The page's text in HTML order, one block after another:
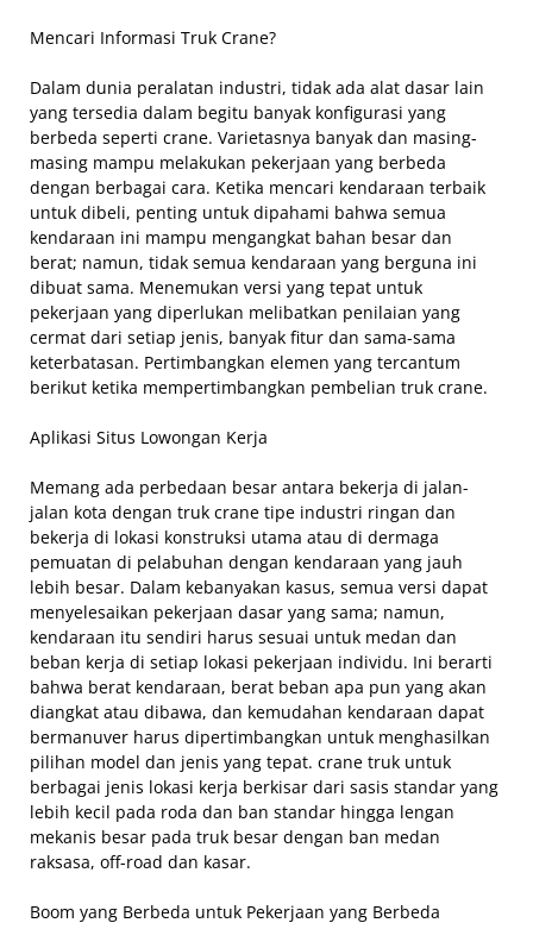
Mencari Informasi Truk Crane?
Dalam dunia peralatan industri, tidak ada alat dasar lain
yang tersedia dalam begitu banyak konfigurasi yang
berbeda seperti crane. Varietasnya banyak dan masing-
masing mampu melakukan pekerjaan yang berbeda
dengan berbagai cara. Ketika mencari kendaraan terbaik
untuk dibeli, penting untuk dipahami bahwa semua
kendaraan ini mampu mengangkat bahan besar dan
berat; namun, tidak semua kendaraan yang berguna ini
dibuat sama. Menemukan versi yang tepat untuk
pekerjaan yang diperlukan melibatkan penilaian yang
cermat dari setiap jenis, banyak fitur dan sama-sama
keterbatasan. Pertimbangkan elemen yang tercantum
berikut ketika mempertimbangkan pembelian truk crane.
Aplikasi Situs Lowongan Kerja
Memang ada perbedaan besar antara bekerja di jalan-
jalan kota dengan truk crane tipe industri ringan dan
bekerja di lokasi konstruksi utama atau di dermaga
pemuatan di pelabuhan dengan kendaraan yang jauh
lebih besar. Dalam kebanyakan kasus, semua versi dapat
menyelesaikan pekerjaan dasar yang sama; namun,
kendaraan itu sendiri harus sesuai untuk medan dan
beban kerja di setiap lokasi pekerjaan individu. Ini berarti
bahwa berat kendaraan, berat beban apa pun yang akan
diangkat atau dibawa, dan kemudahan kendaraan dapat
bermanuver harus dipertimbangkan untuk menghasilkan
pilihan model dan jenis yang tepat. crane truk untuk
berbagai jenis lokasi kerja berkisar dari sasis standar yang
lebih kecil pada roda dan ban standar hingga lengan
mekanis besar pada truk besar dengan ban medan
raksasa, off-road dan kasar.
Boom yang Berbeda untuk Pekerjaan yang Berbeda